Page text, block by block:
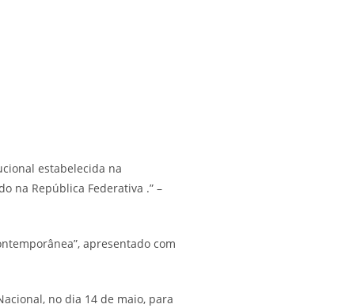
estabelecida na
na República Federativa .” –
apresentado com
no dia 14 de maio, para